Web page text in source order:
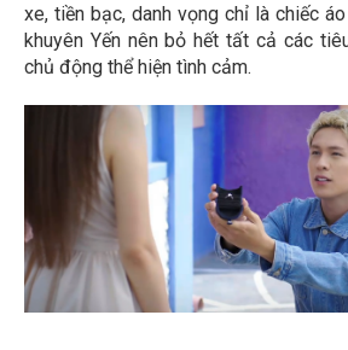
xe, tiền bạc, danh vọng chỉ là chiếc
khuyên Yến nên bỏ hết tất cả các
chủ động thể hiện tình cảm.